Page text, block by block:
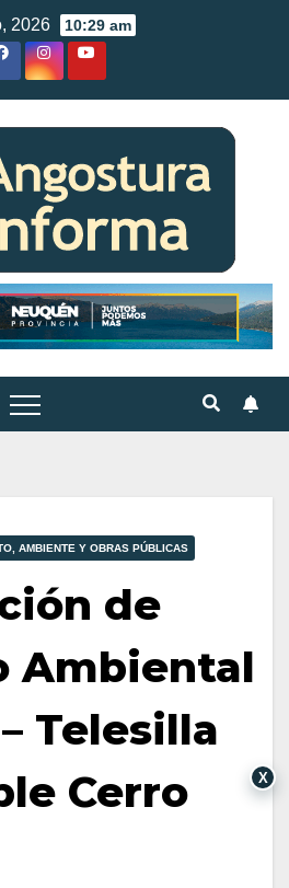
2026 10:29 am
AMBIENTE Y OBRAS PÚBLICAS
de
Ambiental
Telesilla
Cerro
X